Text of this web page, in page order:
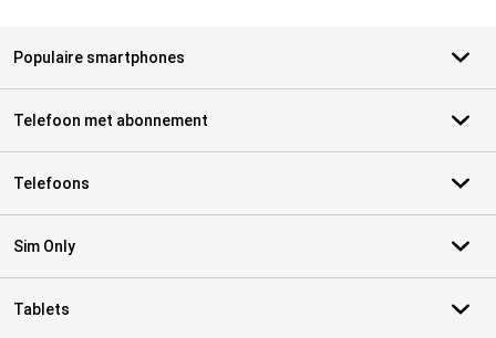
Populaire smartphones
Telefoon met abonnement
Telefoons
Sim Only
Tablets